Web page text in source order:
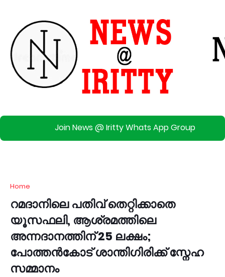
Join News @ Iritty Whats App Group
Home
റമദാനിലെ പതിവ് തെറ്റിക്കാതെ
യൂസഫലി, ആശ്രമത്തിലെ
അന്നദാനത്തിന് 25 ലക്ഷം;
പോത്തൻകോട് ശാന്തിഗിരിക്ക് സ്നേഹ
സമ്മാനം